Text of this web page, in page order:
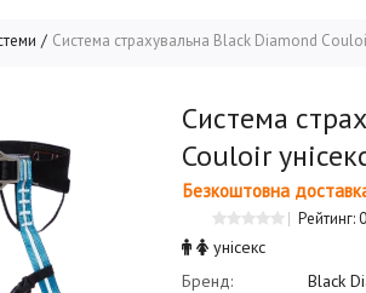
Система страхувальна Black Diamond
Система
Couloir
Безкоштовна
Рейтинг:
унісекс
Бренд:
Black